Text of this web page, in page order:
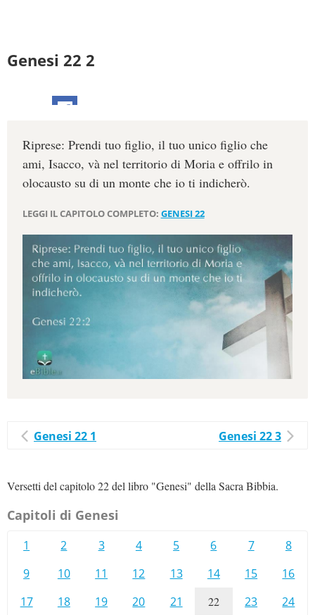
Genesi 22 2
Riprese: Prendi tuo figlio, il tuo unico figlio che
ami, Isacco, và nel territorio di Moria e offrilo in
olocausto su di un monte che io ti indicherò.
LEGGI IL CAPITOLO COMPLETO: GENESI 22
Genesi 22 1 Genesi 22 3
Versetti del capitolo 22 del libro "Genesi" della Sacra Bibbia.
Capitoli di Genesi
1 2 3 4 5 6 7
8
9
10 11 12 13 14 15
16
17
18 19 20 21 22 23
24